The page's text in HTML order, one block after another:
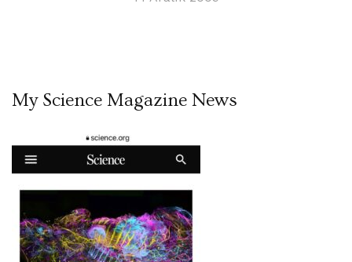
My Science Magazine News